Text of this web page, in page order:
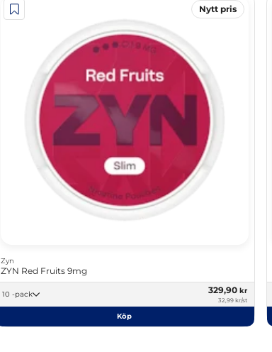
Nytt pris
Zyn
ZYN Red Fruits 9mg
10 -pack 329,90kr
32,99 kr/st
Köp